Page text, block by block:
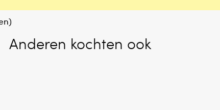
Anderen kochten ook